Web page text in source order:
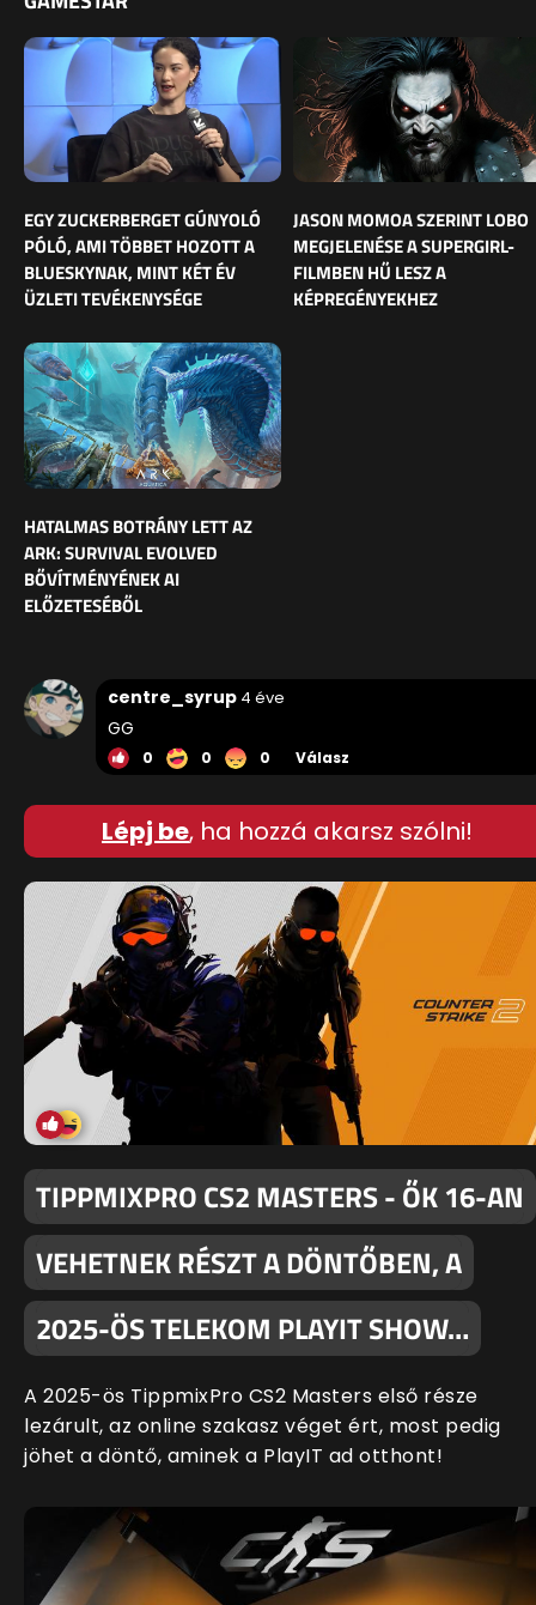
EGY ZUCKERBERGET GÚNYOLÓ
PÓLÓ, AMI TÖBBET HOZOTT A
BLUESKYNAK, MINT KÉT ÉV
ÜZLETI TEVÉKENYSÉGE
JASON MOMOA SZERINT LOBO
MEGJELENÉSE A SUPERGIRL-
FILMBEN HŰ LESZ A
KÉPREGÉNYEKHEZ
HATALMAS BOTRÁNY LETT AZ
ARK: SURVIVAL EVOLVED
BŐVÍTMÉNYÉNEK AI
ELŐZETESÉBŐL
centre_syrup 4 éve
GG
0 0 0 Válasz
Lépj be, ha hozzá akarsz szólni!
TIPPMIXPRO CS2 MASTERS - ŐK 16-AN
VEHETNEK RÉSZT A DÖNTŐBEN, A
2025-ÖS TELEKOM PLAYIT SHOW…
A 2025-ös TippmixPro CS2 Masters első része
lezárult, az online szakasz véget ért, most pedig
jöhet a döntő, aminek a PlayIT ad otthont!